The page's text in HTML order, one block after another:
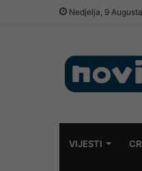
Nedjelja, 9
VIJESTI